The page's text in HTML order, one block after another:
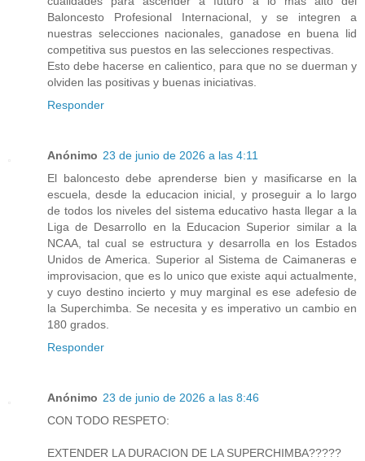
Baloncesto Profesional Internacional, y se integren a
nuestras selecciones nacionales, ganadose en buena lid
competitiva sus puestos en las selecciones respectivas.
Esto debe hacerse en calientico, para que no se duerman y
olviden las positivas y buenas iniciativas.
Responder
Anónimo 23 de junio de 2026 a las 4:11
El baloncesto debe aprenderse bien y masificarse en la
escuela, desde la educacion inicial, y proseguir a lo largo
de todos los niveles del sistema educativo hasta llegar a la
Liga de Desarrollo en la Educacion Superior similar a la
NCAA, tal cual se estructura y desarrolla en los Estados
Unidos de America. Superior al Sistema de Caimaneras e
improvisacion, que es lo unico que existe aqui actualmente,
y cuyo destino incierto y muy marginal es ese adefesio de
la Superchimba. Se necesita y es imperativo un cambio en
180 grados.
Responder
Anónimo 23 de junio de 2026 a las 8:46
CON TODO RESPETO:
EXTENDER LA DURACION DE LA SUPERCHIMBA?????